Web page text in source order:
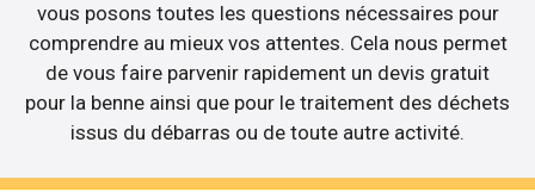
vous posons toutes les questions nécessaires pour
comprendre au mieux vos attentes. Cela nous permet
de vous faire parvenir rapidement un devis gratuit
pour la benne ainsi que pour le traitement des déchets
issus du débarras ou de toute autre activité.